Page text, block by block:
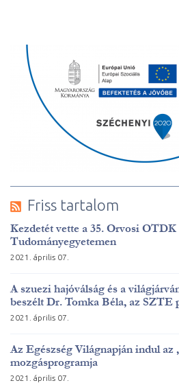
Friss tartalom
Kezdetét vette a 35. Orvosi OTDK
Tudományegyetemen
2021. április 07.
A szuezi hajóválság és a
beszélt Dr. Tomka Béla, az SZTE
2021. április 07.
Az Egészség Világnapján indul az
mozgásprogramja
2021. április 07.